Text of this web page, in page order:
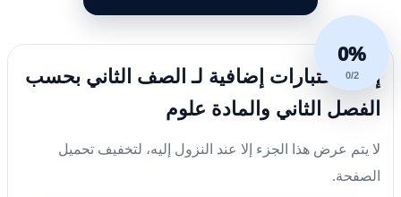
0%
0/2
إليك اختبارات إضافية لـ الصف الثاني بحسب
الفصل الثاني والمادة علوم
لا يتم عرض هذا الجزء إلا عند النزول إليه، لتخفيف تحميل
الصفحة.